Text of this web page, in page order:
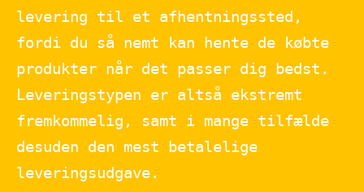
levering til et afhentningssted,
fordi du så nemt kan hente de købte
produkter når det passer dig bedst.
Leveringstypen er altså ekstremt
fremkommelig, samt i mange tilfælde
desuden den mest betalelige
leveringsudgave.